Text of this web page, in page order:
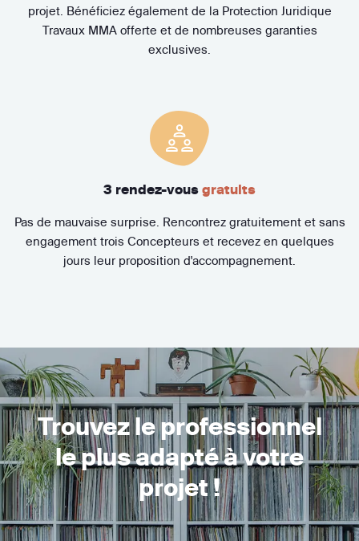
projet. Bénéficiez également de la Protection Juridique
Travaux MMA offerte et de nombreuses garanties
exclusives.
3 rendez-vous gratuits
Pas de mauvaise surprise. Rencontrez gratuitement et sans
engagement trois Concepteurs et recevez en quelques
jours leur proposition d'accompagnement.
Trouvez le professionnel
le plus adapté à votre
projet !